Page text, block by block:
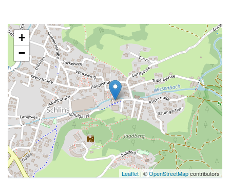
+
−
Leaflet | ©OpenStreetMapcontributors